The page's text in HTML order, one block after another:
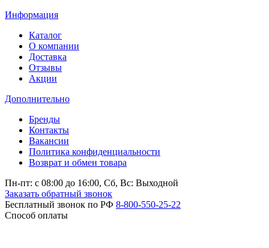
Информация
Каталог
О компании
Доставка
Отзывы
Акции
Дополнительно
Бренды
Контакты
Вакансии
Политика конфиденциальности
Возврат и обмен товара
Пн-пт: c 08:00 до 16:00, Сб, Вс: Выходной
Заказать обратный звонок
Бесплатный звонок по РФ 8-800-550-25-22
Способ оплаты